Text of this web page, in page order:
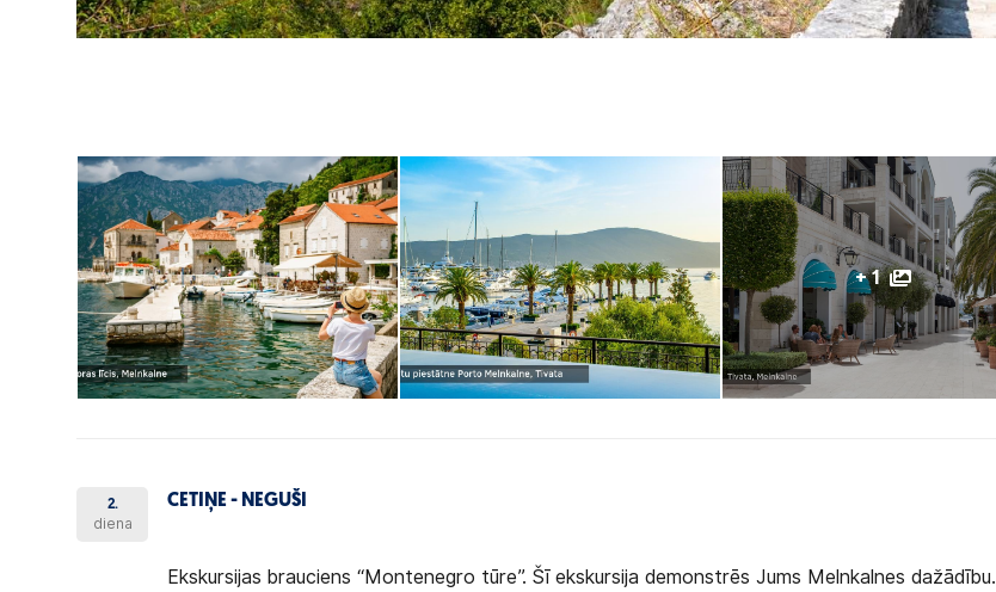
+ 1
2.
diena
CETIŅE - NEGUŠI
Ekskursijas brauciens “Montenegro tūre”. Šī ekskursija demonstrēs Jums Melnkalnes dažādību.